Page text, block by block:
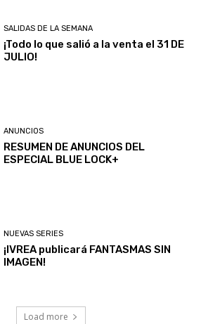
SALIDAS DE LA SEMANA
¡Todo lo que salió a la venta el 31 DE
JULIO!
ANUNCIOS
RESUMEN DE ANUNCIOS DEL
ESPECIAL BLUE LOCK+
NUEVAS SERIES
¡IVREA publicará FANTASMAS SIN
IMAGEN!
Load more